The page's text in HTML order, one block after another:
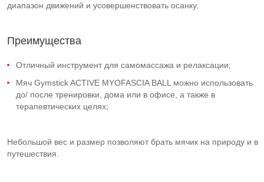
диапазон движений и усовершенствовать осанку.
Преимущества
Отличный инструмент для самомассажа и релаксации;
Мяч Gymstick ACTIVE MYOFASCIA BALL можно использовать
до/ после тренировки, дома или в офисе, а также в
терапевтических целях;
Небольшой вес и размер позволяют брать мячик на природу и в
путешествия.